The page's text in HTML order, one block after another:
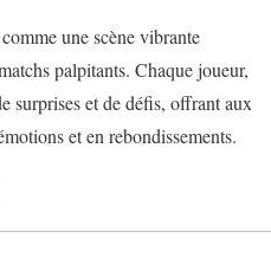
une scène vibrante
palpitants. Chaque joueur,
surprises et de défis, offrant aux
et en rebondissements.